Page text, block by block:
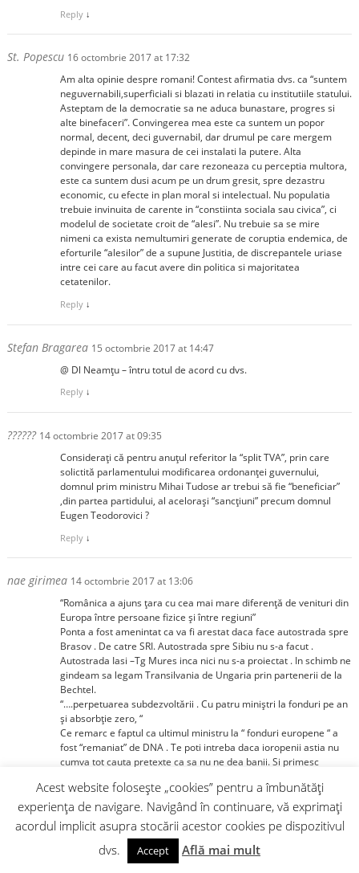
Reply ↓
St. Popescu 16 octombrie 2017 at 17:32
Am alta opinie despre romani! Contest afirmatia dvs. ca “suntem
neguvernabili,superficiali si blazati in relatia cu institutiile statului.
Asteptam de la democratie sa ne aduca bunastare, progres si
alte binefaceri”. Convingerea mea este ca suntem un popor
normal, decent, deci guvernabil, dar drumul pe care mergem
depinde in mare masura de cei instalati la putere. Alta
convingere personala, dar care rezoneaza cu perceptia multora,
este ca suntem dusi acum pe un drum gresit, spre dezastru
economic, cu efecte in plan moral si intelectual. Nu populatia
trebuie invinuita de carente in “constiinta sociala sau civica”, ci
modelul de societate croit de “alesi”. Nu trebuie sa se mire
nimeni ca exista nemultumiri generate de coruptia endemica, de
eforturile “alesilor” de a supune Justitia, de discrepantele uriase
intre cei care au facut avere din politica si majoritatea
cetatenilor.
Reply ↓
Stefan Bragarea 15 octombrie 2017 at 14:47
@ Dl Neamțu – întru totul de acord cu dvs.
Reply ↓
?????? 14 octombrie 2017 at 09:35
Considerați că pentru anuțul referitor la “split TVA”, prin care
solictită parlamentului modificarea ordonanței guvernului,
domnul prim ministru Mihai Tudose ar trebui să fie “beneficiar”
,din partea partidului, al acelorași “sancțiuni” precum domnul
Eugen Teodorovici ?
Reply ↓
nae girimea 14 octombrie 2017 at 13:06
“Românica a ajuns ţara cu cea mai mare diferenţă de venituri din
Europa între persoane fizice şi între regiuni”
Ponta a fost amenintat ca va fi arestat daca face autostrada spre
Brasov . De catre SRI. Autostrada spre Sibiu nu s-a facut .
Autostrada Iasi –Tg Mures inca nici nu s-a proiectat . In schimb ne
gindeam sa legam Transilvania de Ungaria prin partenerii de la
Bechtel.
“….perpetuarea subdezvoltării . Cu patru miniştri la fonduri pe an
şi absorbţie zero, “
Ce remarc e faptul ca ultimul ministru la “ fonduri europene “ a
fost “remaniat” de DNA . Te poti intreba daca ioropenii astia nu
cumva tot cauta pretexte ca sa nu ne dea banii. Si primesc
Or fi ei de capul lor ? “ Daca ai facut dupa capul tau , rau cap ai
avut , iar daca ai facut dupa sfatul cuiva , rau sfat ai primit “.
Oarece interese in perpetuarea subdezvoltarii Romaniei exista .
Iar SRI si DNA se pare ca isi dau concursul .
Acest website folosește „cookies” pentru a îmbunătăți
experiența de navigare. Navigând în continuare, vă exprimați
acordul implicit asupra stocării acestor cookies pe dispozitivul
dvs.
Accept Află mai mult